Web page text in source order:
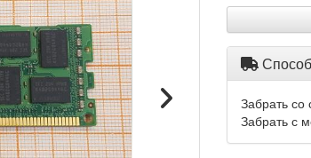
Забрать со
Забрать с